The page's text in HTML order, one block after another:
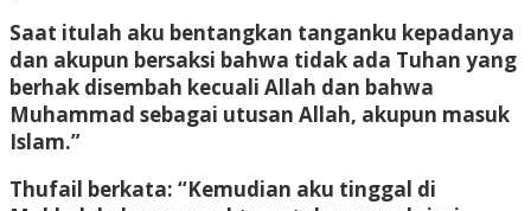
Saat itulah aku bentangkan tanganku kepadanya
dan akupun bersaksi bahwa tidak ada Tuhan yang
berhak disembah kecuali Allah dan bahwa
Muhammad sebagai utusan Allah, akupun masuk
Islam.”
Thufail berkata: “Kemudian aku tinggal di